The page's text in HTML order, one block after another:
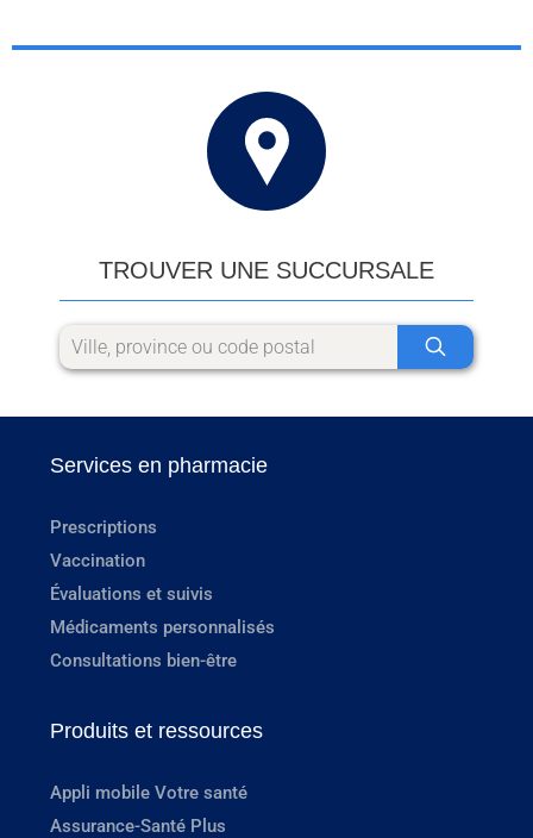
TROUVER UNE SUCCURSALE
Services en pharmacie
Prescriptions
Vaccination
Évaluations et suivis
Médicaments personnalisés
Consultations bien-être
Produits et ressources
Appli mobile Votre santé
Assurance-Santé Plus